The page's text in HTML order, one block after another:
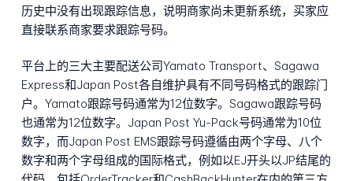
历史中没有出现跟踪信息，说明商家尚未更新系统，买家应
直接联系商家要求跟踪号码。
平台上的三大主要配送公司Yamato Transport、Sagawa
Express和Japan Post各自维护具有不同号码格式的跟踪门
户。Yamato跟踪号码通常为12位数字。Sagawa跟踪号码
也通常为12位数字。Japan Post Yu-Pack号码通常为10位
数字，而Japan Post EMS跟踪号码遵循由两个字母、八个
数字和两个字母组成的国际格式，例如以EJ开头以JP结尾的